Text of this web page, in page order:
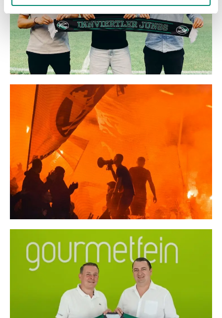
gesammelt haben.
Weitere Details, insbesondere zu Speicherdauer und
Empfänger entnehmen Sie unserer
Datenschutzerklärung